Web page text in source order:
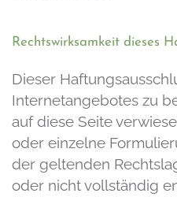
Rechtswirksamkeit dieses
Dieser
Internetangebotes zu
auf diese Seite
oder einzelne
der geltenden
oder nicht vollständig